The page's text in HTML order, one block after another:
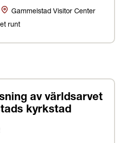
Plats
Gammelstad Visitor Center
runt
av världsarvet
kyrkstad